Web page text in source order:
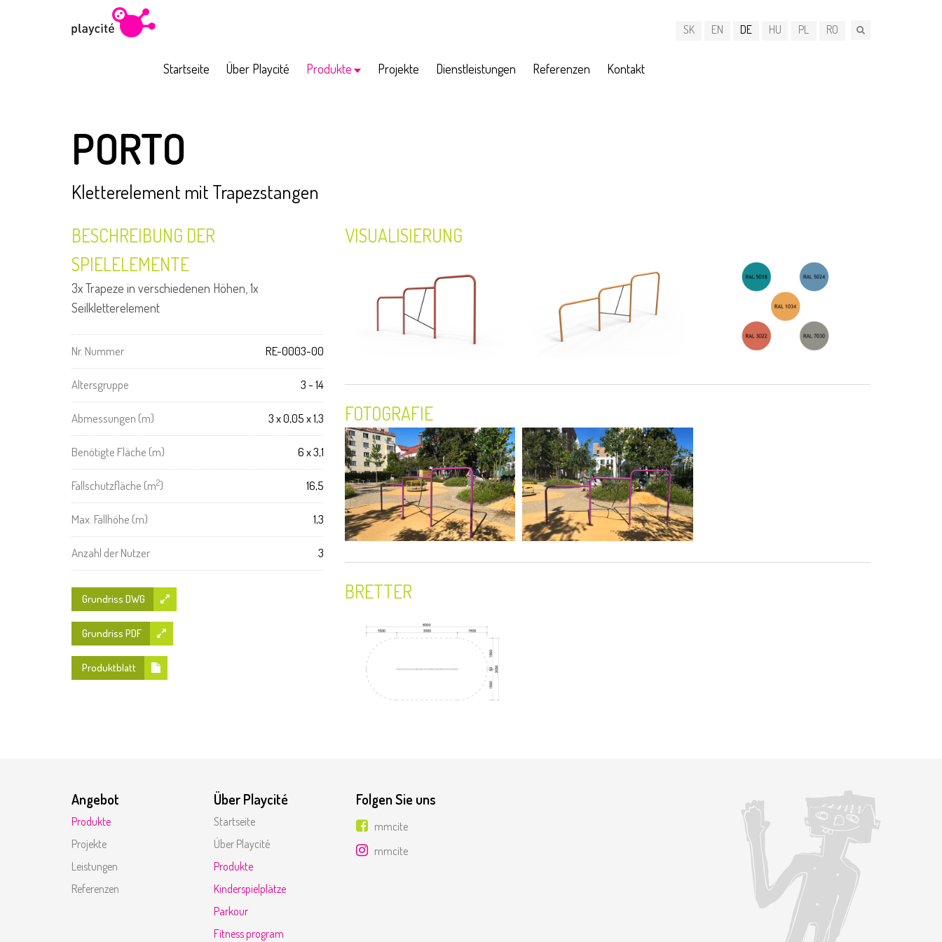
SK EN DE HU PL RO
Startseite Über Playcité Produkte Projekte Dienstleistungen Referenzen Kontakt
PORTO
Kletterelement mit Trapezstangen
BESCHREIBUNG DER
SPIELELEMENTE
3x Trapeze in verschiedenen Höhen, 1x
Seilkletterelement
Nr. Nummer RE-0003-00
Altersgruppe 3 - 14
Abmessungen (m) 3 x 0,05 x 1,3
Benötigte Fläche (m) 6 x 3,1
Fallschutzfläche (m2) 16,5
Max. Fallhöhe (m) 1,3
Anzahl der Nutzer 3
Grundriss DWG
Grundriss PDF
Produktblatt
VISUALISIERUNG
FOTOGRAFIE
BRETTER
Angebot
Produkte
Projekte
Leistungen
Referenzen
Über Playcité
Startseite
Über Playcité
Produkte
Kinderspielplätze
Parkour
Fitness program
Folgen Sie uns
mmcite
mmcite